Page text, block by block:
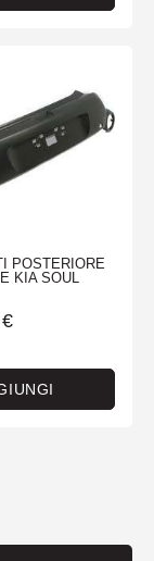
POSTERIORE
KIA SOUL
€